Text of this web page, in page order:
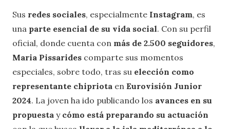
Sus redes sociales, especialmente Instagram, es
una parte esencial de su vida social. Con su perfil
oficial, donde cuenta con más de 2.500 seguidores,
Maria Pissarides comparte sus momentos
especiales, sobre todo, tras su elección como
representante chipriota en Eurovisión Junior
2024. La joven ha ido publicando los avances en su
propuesta y cómo está preparando su actuación